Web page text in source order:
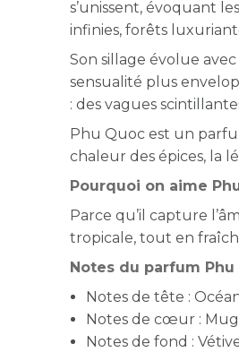
s’unissent, évoquant
infinies, forêts
Son sillage évolue
sensualité plus
: des vagues
Phu Quoc est un
chaleur des épices, la
Pourquoi on aime
Parce qu’il capture
tropicale, tout en
Notes du parfum Phu
Notes de tête :
Notes de cœur :
Notes de fond :